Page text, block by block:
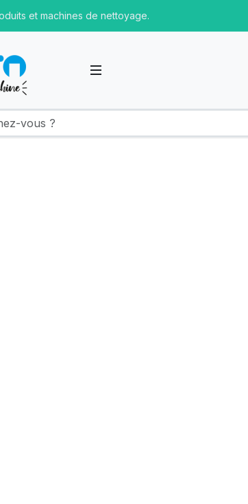
et machines de nettoyage.